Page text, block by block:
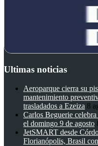
Ultimas noticias
Aeroparque cierra su
mantenimiento
trasladados a Ezeiza 8
Carlos Beguerie
el domingo 9 de agosto
JetSMART desde
Florianópolis, Brasil